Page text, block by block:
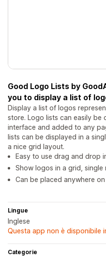
Good Logo Lists by
you to display a list of
Display a list of logos
store. Logo lists can easily
interface and added to any
lists can be displayed in a
a nice grid layout.
Easy to use drag and drop
Show logos in a grid, single
Can be placed anywhere
Lingue
Inglese
Questa app non è disponibile
Categorie